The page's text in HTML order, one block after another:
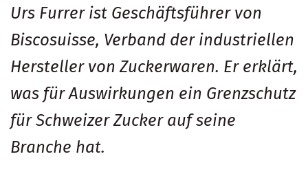
Urs Furrer ist Geschäftsführer von
Biscosuisse, Verband der industriellen
Hersteller von Zuckerwaren. Er erklärt,
was für Auswirkungen ein Grenzschutz
für Schweizer Zucker auf seine
Branche hat.